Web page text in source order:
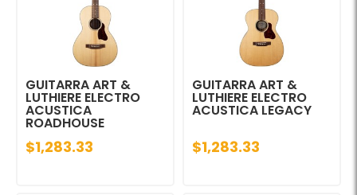
GUITARRA ART &
LUTHIERE ELECTRO
ACUSTICA
ROADHOUSE
$1,283.33
GUITARRA ART &
LUTHIERE ELECTRO
ACUSTICA LEGACY
$1,283.33